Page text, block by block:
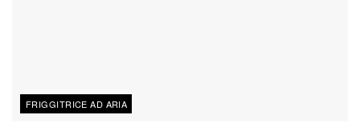
FRIGGITRICE AD ARIA